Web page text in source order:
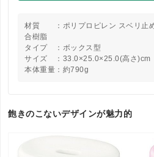
材質 ：ポリプロピレン スベリ止
合樹脂
タイプ ：ボックス型
サイズ ：33.0×25.0×25.0(高さ)cm
本体重量：約790g
飽きのこないデザインが魅力的